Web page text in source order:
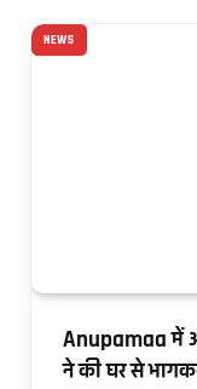
NEWS
Anupamaa में
ने की घर से